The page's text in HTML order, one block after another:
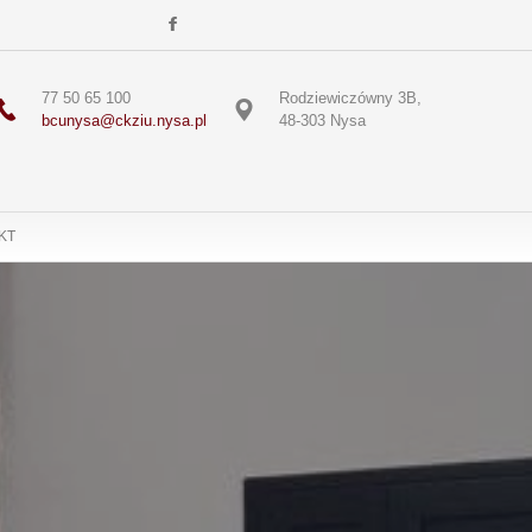
Rodziewiczówny 3B,
48-303 Nysa
77 50 65 100
bcunysa@ckziu.nysa.pl